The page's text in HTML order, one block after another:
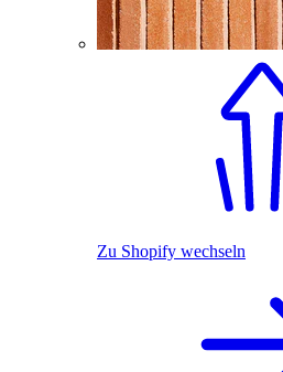
Zu Shopify wechseln